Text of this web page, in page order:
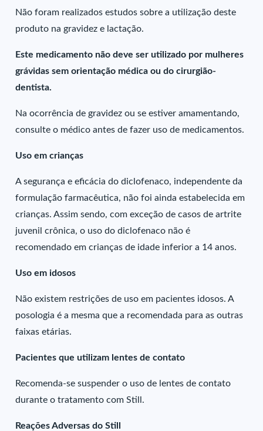
Não foram realizados estudos sobre a utilização deste
produto na gravidez e lactação.
Este medicamento não deve ser utilizado por mulheres
grávidas sem orientação médica ou do cirurgião-
dentista.
Na ocorrência de gravidez ou se estiver amamentando,
consulte o médico antes de fazer uso de medicamentos.
Uso em crianças
A segurança e eficácia do diclofenaco, independente da
formulação farmacêutica, não foi ainda estabelecida em
crianças. Assim sendo, com exceção de casos de artrite
juvenil crônica, o uso do diclofenaco não é
recomendado em crianças de idade inferior a 14 anos.
Uso em idosos
Não existem restrições de uso em pacientes idosos. A
posologia é a mesma que a recomendada para as outras
faixas etárias.
Pacientes que utilizam lentes de contato
Recomenda-se suspender o uso de lentes de contato
durante o tratamento com Still.
Reações Adversas do Still